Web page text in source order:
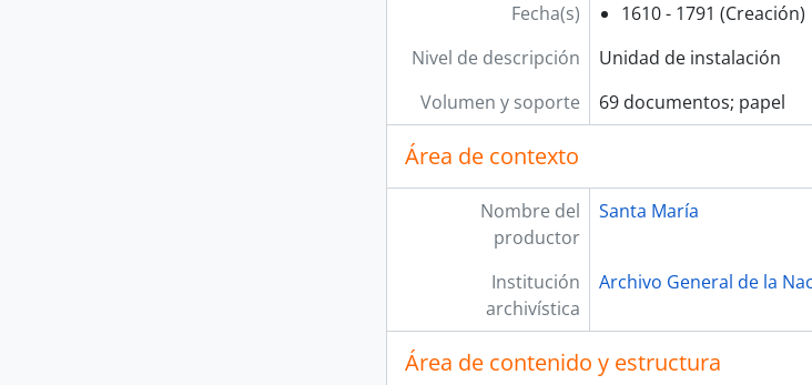
[Unidad documental simple]
[Unidad documental simple]
[Unidad documental simple]
[Unidad documental simple]
[Unidad documental simple]
[Unidad documental simple]
[Unidad documental simple]
[Unidad documental simple]
[Unidad documental simple]
[Unidad documental simple]
[Unidad documental simple]
Fecha(s)
1610 - 1791 (Creación)
Nivel de descripción
Unidad de instalación
Volumen y soporte
69 documentos; papel
Área de contexto
Nombre del
productor
Santa María
Institución
archivística
Archivo General de la
Área de contenido y estructura